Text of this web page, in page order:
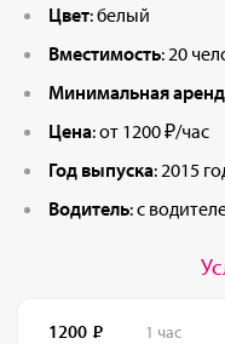
Цвет: белый
Вместимость: 20
Минимальная
Цена: от 1200 ₽/час
Год выпуска: 2015
Водитель: с
1200 1 час